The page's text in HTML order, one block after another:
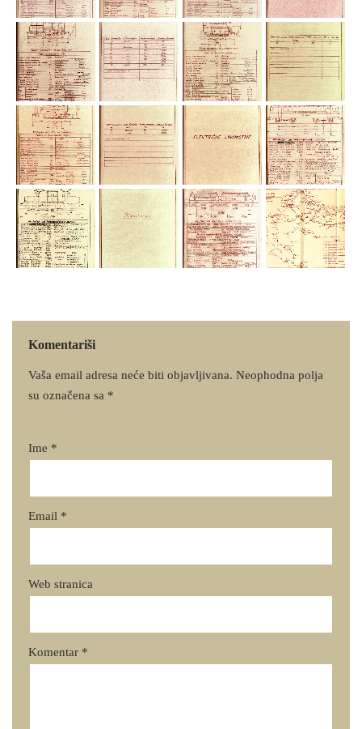
Komentariši
Vaša email adresa neće biti objavljivana. Neophodna polja
su označena sa *
Ime *
Email *
Web stranica
Komentar *